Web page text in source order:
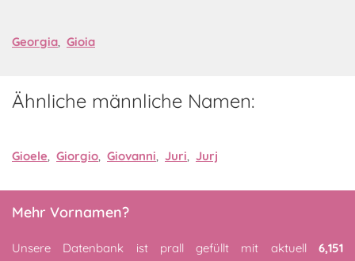
Georgia, Gioia
Ähnliche männliche Namen:
Gioele, Giorgio, Giovanni, Juri, Jurj
Mehr Vornamen?
Unsere Datenbank ist prall gefüllt mit aktuell 6,151